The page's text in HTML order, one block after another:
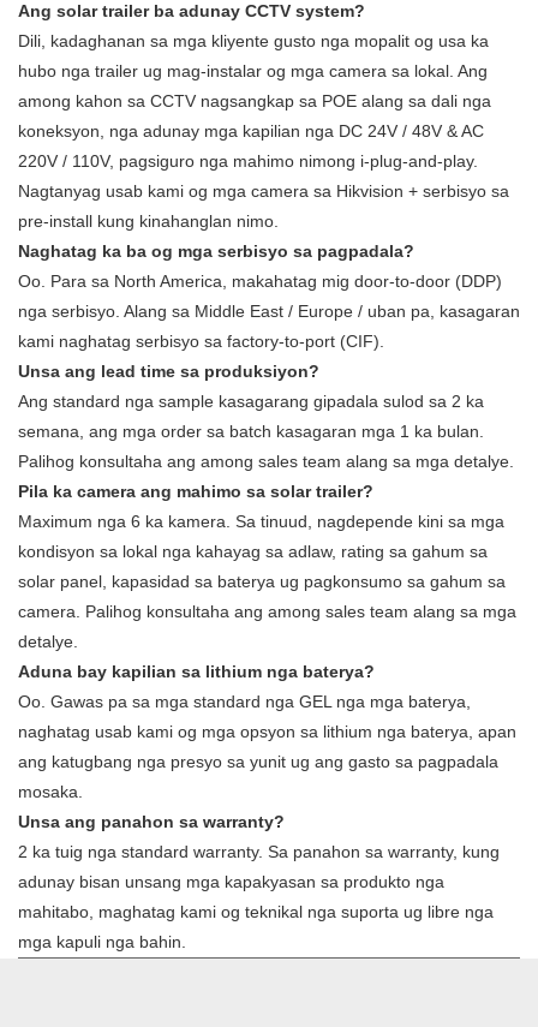
Ang solar trailer ba adunay CCTV system?
Dili, kadaghanan sa mga kliyente gusto nga mopalit og usa ka
hubo nga trailer ug mag-instalar og mga camera sa lokal. Ang
among kahon sa CCTV nagsangkap sa POE alang sa dali nga
koneksyon, nga adunay mga kapilian nga DC 24V / 48V & AC
220V / 110V, pagsiguro nga mahimo nimong i-plug-and-play.
Nagtanyag usab kami og mga camera sa Hikvision + serbisyo sa
pre-install kung kinahanglan nimo.
Naghatag ka ba og mga serbisyo sa pagpadala?
Oo. Para sa North America, makahatag mig door-to-door (DDP)
nga serbisyo. Alang sa Middle East / Europe / uban pa, kasagaran
kami naghatag serbisyo sa factory-to-port (CIF).
Unsa ang lead time sa produksiyon?
Ang standard nga sample kasagarang gipadala sulod sa 2 ka
semana, ang mga order sa batch kasagaran mga 1 ka bulan.
Palihog konsultaha ang among sales team alang sa mga detalye.
Pila ka camera ang mahimo sa solar trailer?
Maximum nga 6 ka kamera. Sa tinuud, nagdepende kini sa mga
kondisyon sa lokal nga kahayag sa adlaw, rating sa gahum sa
solar panel, kapasidad sa baterya ug pagkonsumo sa gahum sa
camera. Palihog konsultaha ang among sales team alang sa mga
detalye.
Aduna bay kapilian sa lithium nga baterya?
Oo. Gawas pa sa mga standard nga GEL nga mga baterya,
naghatag usab kami og mga opsyon sa lithium nga baterya, apan
ang katugbang nga presyo sa yunit ug ang gasto sa pagpadala
mosaka.
Unsa ang panahon sa warranty?
2 ka tuig nga standard warranty. Sa panahon sa warranty, kung
adunay bisan unsang mga kapakyasan sa produkto nga
mahitabo, maghatag kami og teknikal nga suporta ug libre nga
mga kapuli nga bahin.